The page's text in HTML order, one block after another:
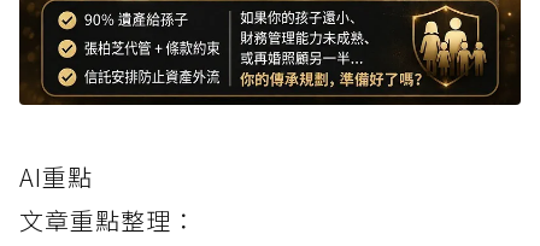
AI重點
文章重點整理：